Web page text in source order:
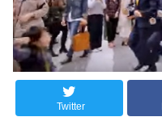
Twitter